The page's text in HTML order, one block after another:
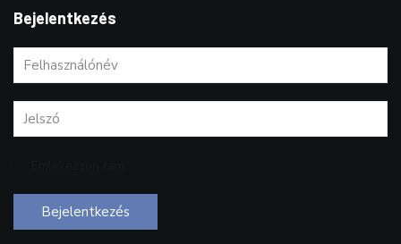
Bejelentkezés
Bejelentkezés